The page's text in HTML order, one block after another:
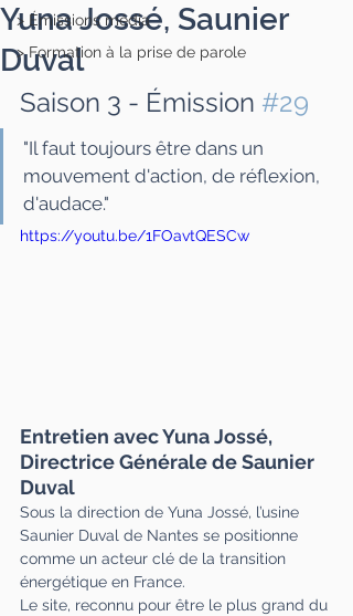
> Émissions média
> Formation à la prise de parole
Yuna Jossé, Saunier
Duval
Saison 3 - Émission #29
"Il faut toujours être dans un
mouvement d'action, de réflexion,
d'audace."
https://youtu.be/1FOavtQESCw
Entretien avec Yuna Jossé,
Directrice Générale de Saunier
Duval
Sous la direction de Yuna Jossé, l’usine
Saunier Duval de Nantes se positionne
comme un acteur clé de la transition
énergétique en France.
Le site, reconnu pour être le plus grand du